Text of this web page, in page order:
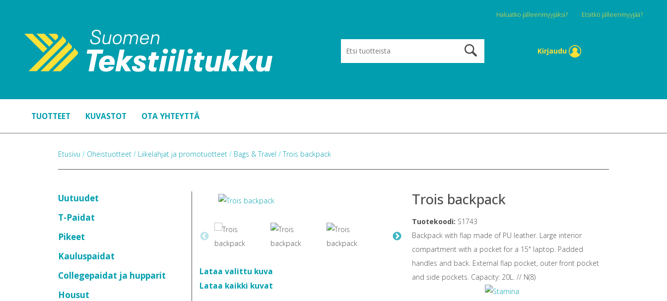
Haluatko jälleenmyyjäksi? Etsitkö jälleenmyyjää?
Kirjaudu
TUOTTEET KUVASTOT OTA YHTEYTTÄ
Etusivu / Oheistuotteet / Liikelahjat ja promotuotteet / Bags & Travel /Trois backpack
Uutuudet
T-Paidat
Pikeet
Kauluspaidat
Collegepaidat ja hupparit
Housut
Lataa valittu kuva
Lataa kaikki kuvat
Trois backpack
Tuotekoodi: S1743
Backpack with flap made of PU leather. Large interior
compartment with a pocket for a 15" laptop. Padded
handles and back. External flap pocket, outer front pocket
and side pockets. Capacity: 20L. // N(8)